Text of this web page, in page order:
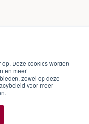
Deze cookies worden
en meer
zowel op deze
voor meer
voorwaarden